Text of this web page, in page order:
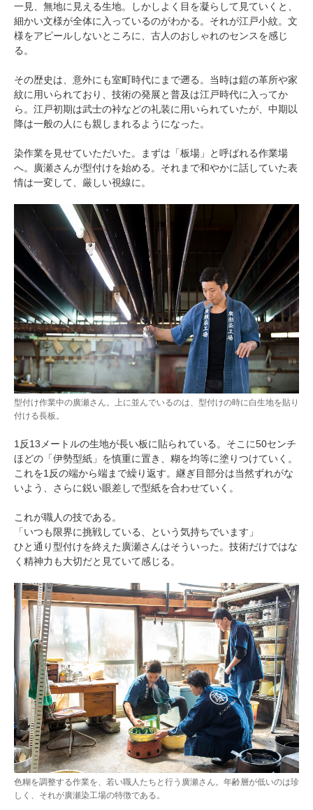
一見、無地に見える生地。しかしよく目を凝らして見ていくと、
細かい文様が全体に入っているのがわかる。それが江戸小紋。文
様をアピールしないところに、古人のおしゃれのセンスを感じ
る。
その歴史は、意外にも室町時代にまで遡る。当時は鎧の革所や家
紋に用いられており、技術の発展と普及は江戸時代に入ってか
ら。江戸初期は武士の裃などの礼装に用いられていたが、中期以
降は一般の人にも親しまれるようになった。
染作業を見せていただいた。まずは「板場」と呼ばれる作業場
へ。廣瀬さんが型付けを始める。それまで和やかに話していた表
情は一変して、厳しい視線に。
型付け作業中の廣瀬さん。上に並んでいるのは、型付けの時に白生地を貼り
付ける長板。
1反13メートルの生地が長い板に貼られている。そこに50センチ
ほどの「伊勢型紙」を慎重に置き、糊を均等に塗りつけていく。
これを1反の端から端まで繰り返す。継ぎ目部分は当然ずれがな
いよう、さらに鋭い眼差しで型紙を合わせていく。
これが職人の技である。
「いつも限界に挑戦している、という気持ちでいます」
ひと通り型付けを終えた廣瀬さんはそういった。技術だけではな
く精神力も大切だと見ていて感じる。
色糊を調整する作業を、若い職人たちと行う廣瀬さん。年齢層が低いのは珍
しく、それが廣瀬染工場の特徴である。